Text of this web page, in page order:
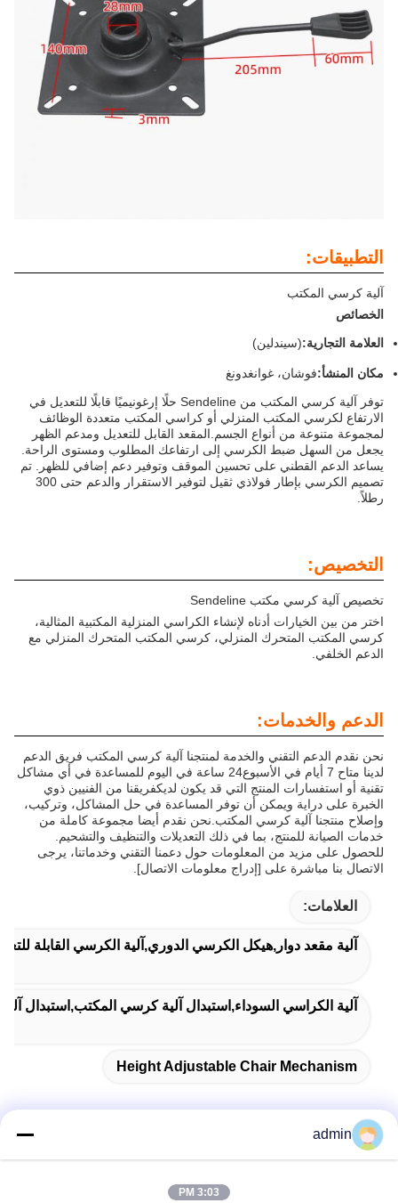
التطبيقات:
آلية كرسي المكتب
الخصائص
العلامة التجارية:(سيندلين)
مكان المنشأ:فوشان، غوانغدونغ
توفر آلية كرسي المكتب من Sendeline حلًا إرغونيميًا قابلًا للتعديل في
الارتفاع لكرسي المكتب المنزلي أو كراسي المكتب متعددة الوظائف
لمجموعة متنوعة من أنواع الجسم.المقعد القابل للتعديل ومدعم الظهر
يجعل من السهل ضبط الكرسي إلى ارتفاعك المطلوب ومستوى الراحة.
يساعد الدعم القطني على تحسين الموقف وتوفير دعم إضافي للظهر. تم
تصميم الكرسي بإطار فولاذي ثقيل لتوفير الاستقرار والدعم حتى 300
رطلاً.
التخصيص:
تخصيص آلية كرسي مكتب Sendeline
اختر من بين الخيارات أدناه لإنشاء الكراسي المنزلية المكتبية المثالية،
كرسي المكتب المتحرك المنزلي، كرسي المكتب المتحرك المنزلي مع
الدعم الخلفي.
الدعم والخدمات:
نحن نقدم الدعم التقني والخدمة لمنتجنا آلية كرسي المكتب فريق الدعم
لدينا متاح 7 أيام في الأسبوع24 ساعة في اليوم للمساعدة في أي مشاكل
تقنية أو استفسارات المنتج التي قد يكون لديكفريقنا من الفنيين ذوي
الخبرة على دراية ويمكن أن توفر المساعدة في حل المشاكل، وتركيب،
وإصلاح منتجنا آلية كرسي المكتب.نحن نقدم أيضا مجموعة كاملة من
خدمات الصيانة للمنتج، بما في ذلك التعديلات والتنظيف والتشحيم.
للحصول على مزيد من المعلومات حول دعمنا التقني وخدماتنا، يرجى
الاتصال بنا مباشرة على [إدراج معلومات الاتصال].
العلامات:
آلية مقعد دوار,هيكل الكرسي الدوري,آلية الكرسي القابلة
آلية الكراسي السوداء,استبدال آلية كرسي المكتب,استبدال
Height Adjustable Chair Mechanism
admin
3:03 PM